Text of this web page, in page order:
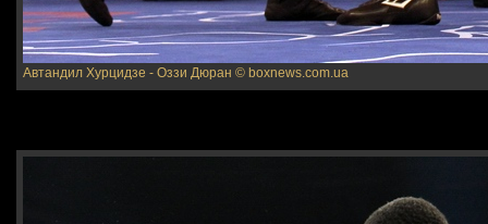
Автандил Хурцидзе - Оззи Дюран © boxnews.com.ua